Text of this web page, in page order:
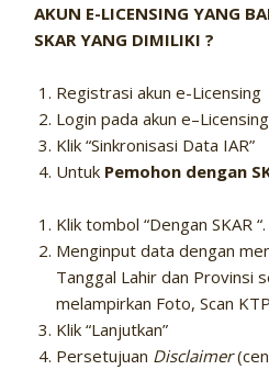
AKUN E-LICENSING YANG
SKAR YANG DIMILIKI ?
Registrasi akun e-Licensing
Login pada akun
Klik “Sinkronisasi Data IAR”
Untuk Pemohon dengan
Klik tombol “Dengan SKAR “.
Menginput data dengan
Tanggal Lahir dan Provinsi
melampirkan Foto, Scan
Klik “Lanjutkan”
Persetujuan Disclaimer